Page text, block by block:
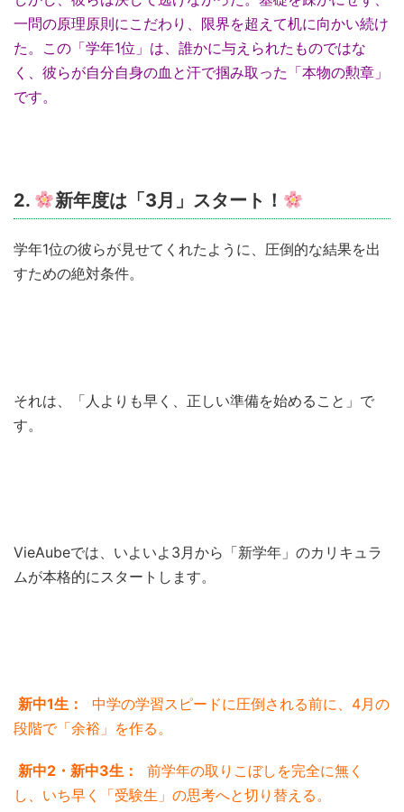
一問の原理原則にこだわり、限界を超えて机に向かい続け
た。この「学年1位」は、誰かに与えられたものではな
く、彼らが自分自身の血と汗で掴み取った「本物の勲章」
です。
2. 新年度は「3月」スタート！
学年1位の彼らが見せてくれたように、圧倒的な結果を出
すための絶対条件。
それは、「人よりも早く、正しい準備を始めること」で
す。
VieAubeでは、いよいよ3月から「新学年」のカリキュラ
ムが本格的にスタートします。
新中1生：
中学の学習スピードに圧倒される前に、4月の
段階で「余裕」を作る。
新中2・新中3生：
前学年の取りこぼしを完全に無く
し、いち早く「受験生」の思考へと切り替える。